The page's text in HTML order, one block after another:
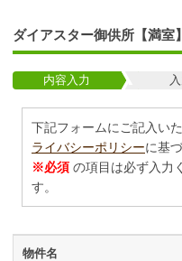
ダイアスター御供所【満室
内容入力
下記フォームにご記入い
ライバシーポリシーに基
※必須 の項目は必ず入力
す。
物件名